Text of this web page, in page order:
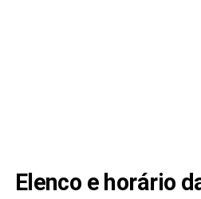
Elenco e horário